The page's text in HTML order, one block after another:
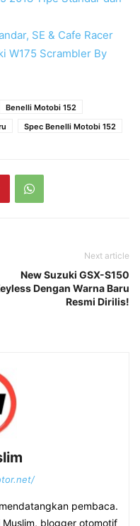
SE & Cafe Racer
W175 Scrambler By
Benelli Motobi 152
Spec Benelli Motobi 152
Next article
New Suzuki GSX-S150
Dengan Warna Baru
Resmi Dirilis!
pembaca.
Muslim, blogger otomotif